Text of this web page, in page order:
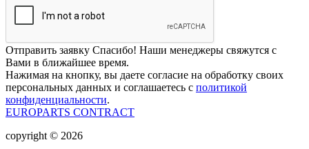
Отправить заявку Спасибо! Наши менеджеры свяжутся с
Вами в ближайшее время.
Нажимая на кнопку, вы даете согласие на обработку своих
персональных данных и соглашаетесь с политикой
конфиденциальности.
EUROPARTS CONTRACT
copyright © 2026